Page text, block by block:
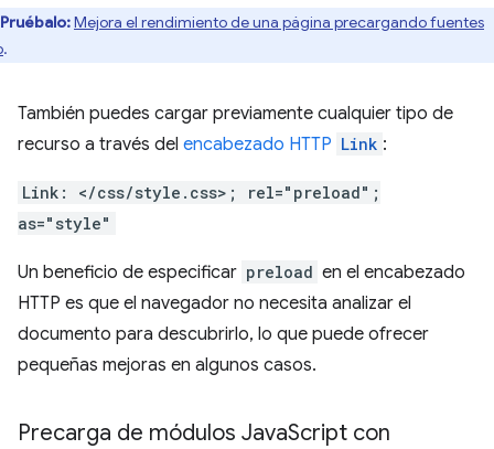
Pruébalo:Mejora el rendimiento de una página precargando fuentes
.
También puedes cargar previamente cualquier tipo de
recurso a través del encabezado HTTP Link :
Link: </css/style.css>; rel="preload";
as="style"
Un beneficio de especificar preload en el encabezado
HTTP es que el navegador no necesita analizar el
documento para descubrirlo, lo que puede ofrecer
pequeñas mejoras en algunos casos.
Precarga de módulos JavaScript con